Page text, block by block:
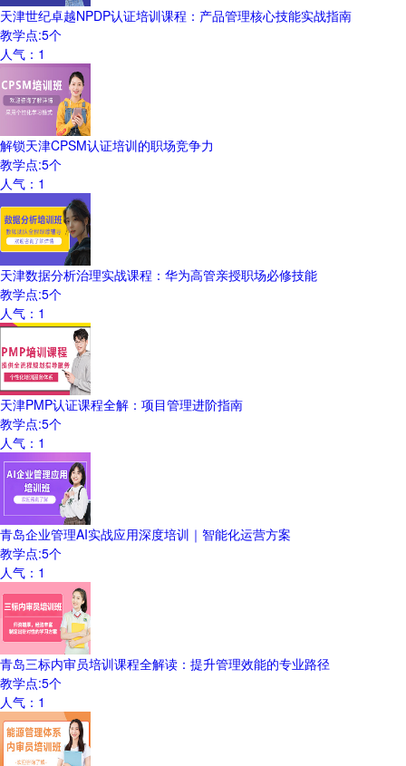
天津世纪卓越NPDP认证培训课程：产品管理核心技能实战指南
教学点:5个
人气： 1
解锁天津CPSM认证培训的职场竞争力
教学点:5个
人气： 1
天津数据分析治理实战课程：华为高管亲授职场必修技能
教学点:5个
人气： 1
天津PMP认证课程全解：项目管理进阶指南
教学点:5个
人气： 1
青岛企业管理AI实战应用深度培训｜智能化运营方案
教学点:5个
人气： 1
青岛三标内审员培训课程全解读：提升管理效能的专业路径
教学点:5个
人气： 1